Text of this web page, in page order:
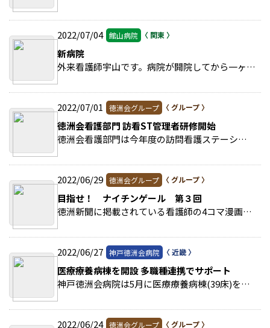
2022/07/04 館山病院
新病院
外来看護師宇山です。病院が開院してから一ヶ月が経過しました。 >>続きを読む
2022/07/01 徳洲会グループ
徳洲会看護部門 訪看ST管理者研修開始
徳洲会看護部門は今年度の訪問看護ステーション(訪看ST)管理者(所長)研修を開始した。 >>続きを読む
2022/06/29 徳洲会グループ
目指せ！ ナイチンゲール 第３回
徳洲新聞に掲載されている看護師の4コマ漫画です。今回は目指せ！ナイチンゲール 第3回を掲載。 >>続きを読む
2022/06/27 神戸徳洲会病院
医療療養病棟を開設 多職種連携でサポート
神戸徳洲会病院は5月に医療療養病棟(39床)を開設、4月に入職した小川信行・総合内科医師が同病棟の専従となった。 >>続きを読む
2022/06/24 徳洲会グループ